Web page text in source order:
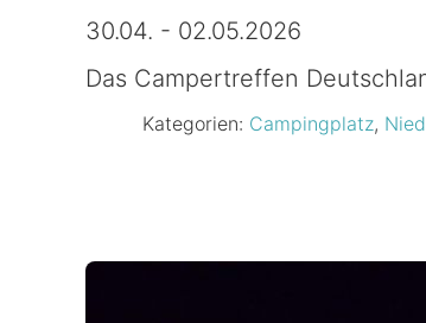
30.04. - 02.05.2026
Das Campertreffen
Kategorien: Campingplatz,